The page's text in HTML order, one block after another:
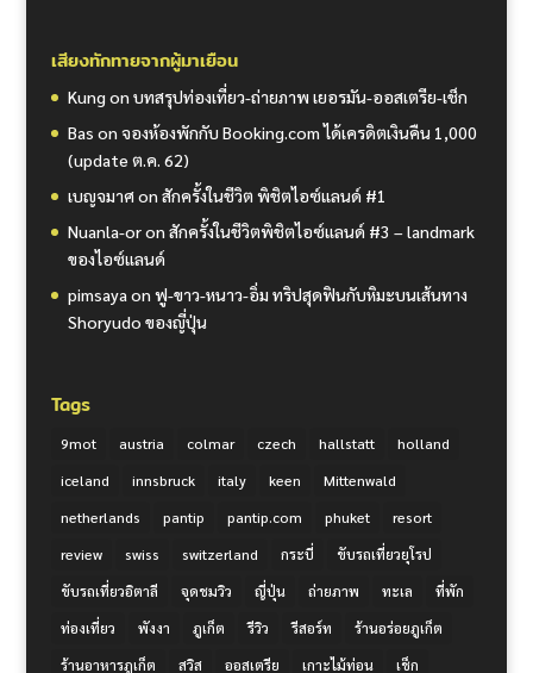
เสียงทักทายจากผู้มาเยือน
Kung on บทสรุปท่องเที่ยว-ถ่ายภาพ เยอรมัน-ออสเตรีย-เช็ก
Bas on จองห้องพักกับ Booking.com ได้เครดิตเงินคืน 1,000
(update ต.ค. 62)
เบญจมาศon สักครั้งในชีวิต พิชิตไอซ์แลนด์ #1
Nuanla-oron สักครั้งในชีวิตพิชิตไอซ์แลนด์ #3 – landmark
ของไอซ์แลนด์
pimsaya on ฟู-ขาว-หนาว-อิ่ม ทริปสุดฟินกับหิมะบนเส้นทาง
Shoryudo ของญี่ปุ่น
Tags
9mot austria colmar czech hallstatt
holland
iceland
innsbruck italy keen
Mittenwald
netherlands
pantip pantip.com phuket
resort
review
swiss switzerland กระบี่
ขับรถเที่ยวยุโรป
ขับรถเที่ยวอิตาลี
จุดชมวิว ญี่ปุ่น ถ่ายภาพ ทะเล
ที่พัก
ท่องเที่ยว
พังงา ภูเก็ต รีวิว รีสอร์ท
ร้านอร่อยภูเก็ต
ร้านอาหารภูเก็ต
สวิส ออสเตรีย เกาะไม้ท่อน เช็ก